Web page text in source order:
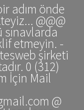
adım önde
@@@
etmeyin. -
şirketi
0 (312)
İçin Mail
@